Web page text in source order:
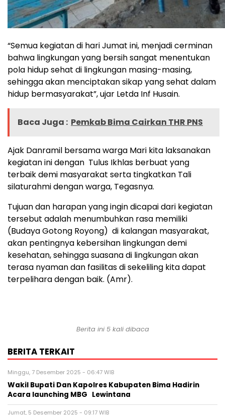
“Semua kegiatan di hari Jumat ini, menjadi cerminan
bahwa lingkungan yang bersih sangat menentukan
pola hidup sehat di lingkungan masing-masing,
sehingga akan menciptakan sikap yang sehat dalam
hidup bermasyarakat”, ujar Letda Inf Husain.
Baca Juga : Pemkab Bima Cairkan THR PNS
Ajak Danramil bersama warga Mari kita laksanakan
kegiatan ini dengan Tulus Ikhlas berbuat yang
terbaik demi masyarakat serta tingkatkan Tali
silaturahmi dengan warga, Tegasnya.
Tujuan dan harapan yang ingin dicapai dari kegiatan
tersebut adalah menumbuhkan rasa memiliki
(Budaya Gotong Royong) di kalangan masyarakat,
akan pentingnya kebersihan lingkungan demi
kesehatan, sehingga suasana di lingkungan akan
terasa nyaman dan fasilitas di sekeliling kita dapat
terpelihara dengan baik. (Amr).
Berita ini 5 kali dibaca
BERITA TERKAIT
Minggu, 7 Desember 2025 - 06:47 WIB
Wakil Bupati Dan Kapolres Kabupaten Bima Hadirin
Acara launching MBG Lewintana
Jumat, 5 Desember 2025 - 09:17 WIB